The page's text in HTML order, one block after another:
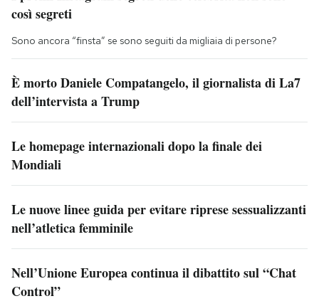
così segreti
Sono ancora “finsta” se sono seguiti da migliaia di persone?
È morto Daniele Compatangelo, il giornalista di La7
dell’intervista a Trump
Le homepage internazionali dopo la finale dei
Mondiali
Le nuove linee guida per evitare riprese sessualizzanti
nell’atletica femminile
Nell’Unione Europea continua il dibattito sul “Chat
Control”